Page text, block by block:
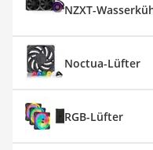
NZXT-
Noctua-Lüfter
RGB-Lüfter